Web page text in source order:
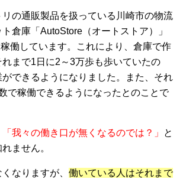
の通販製品を扱っている川崎市の物流
倉庫「AutoStore（オートストア）」
働しています。これにより、倉庫で作
まで1日に2～3万歩も歩いていたの
できるようになりました。また、それ
で稼働できるようになったとのことで
「我々の働き口が無くなるのでは？」
と
ません。
なりますが、 働いている人はそれまで